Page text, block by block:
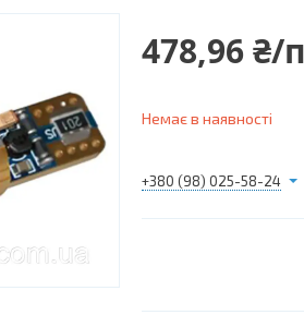
478,96 ₴/
Немає в наявності
+380 (98) 025-58-24